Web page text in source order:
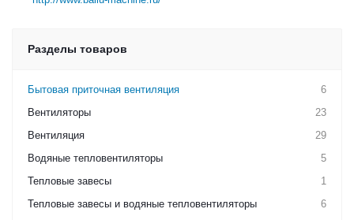
Разделы товаров
Бытовая приточная вентиляция
6
Вентиляторы
23
Вентиляция
29
Водяные тепловентиляторы
5
Тепловые завесы
1
Тепловые завесы и водяные тепловентиляторы
6